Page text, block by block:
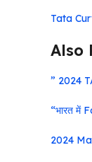
Tata
Also
” 2024
“भारत में
2024